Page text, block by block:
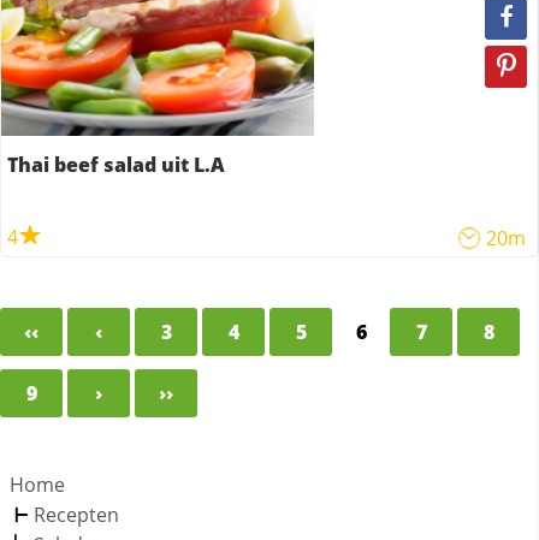
Thai beef salad uit L.A
4 20m
‹‹ ‹ 3 4 5 6 7 8
9 › ››
Home
Recepten